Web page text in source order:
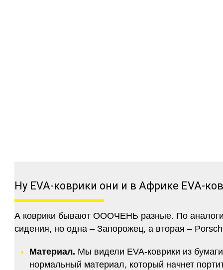
Ну EVA-коврики они и в Африке EVA-
А коврики бывают ОООЧЕНЬ разные. По
сидения, но одна – Запорожец, а вторая –
Материал. Мы видели EVA-коврики из
нормальный материал, который начнет